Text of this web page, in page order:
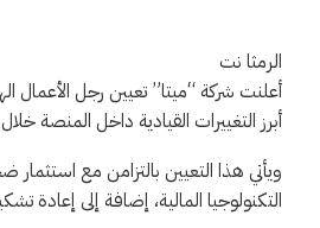
الرمثا نت
أبرز التغييرات القيادية داخل المنصة
التكنولوجيا المالية، إضافة إلى إعادة تشكيل